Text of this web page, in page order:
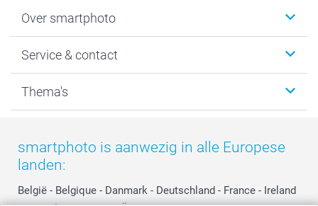
Fotoboeken
Fotocadeaus
Kaarten
Over smartphoto
Vacatures
Bestelproces
Privacy
Cookiebeleid
Reviews
Service & contact
Tevredenheidsgarantie
smartbonus
smartfriends
service@smartphoto.nl
Thema's
Moederdag
Vaderdag
Huwelijk
smartphoto is aanwezig in alle Europese
landen:
België - Belgique - Danmark - Deutschland - France - Ireland